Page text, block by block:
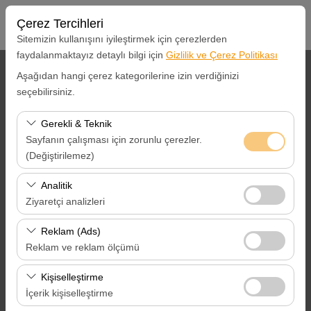
Çerez Tercihleri
Sitemizin kullanışını iyileştirmek için çerezlerden
faydalanmaktayız detaylı bilgi için Gizlilik ve Çerez Politikası
Aşağıdan hangi çerez kategorilerine izin verdiğinizi
seçebilirsiniz.
Gerekli & Teknik
Sayfanın çalışması için zorunlu çerezler.
(Değiştirilemez)
Bu çerezler sitenin doğru şekilde çalışması, güvenlik,
oturum yönetimi ve temel işlevler için gereklidir. Devre
dışı bırakılamaz.
Analitik
Ziyaretçi analizleri
Bu çerezler, sitemizin nasıl kullanıldığını (ziyaretçi sayısı,
en çok ziyaret edilen sayfalar, kullanıcı davranışları)
analiz etmemizi sağlar. Bu veriler, web sitesi
performansını ölçmek ve kullanıcı deneyimini sürekli
iyileştirmek için kullanılır.
Reklam (Ads)
Reklam ve reklam ölçümü
Bu çerezler, size ilgi alanlarınıza uygun kişiselleştirilmiş
reklamlar göstermemize ve reklam kampanyalarımızın
etkinliğini (gösterim sayısı, tıklama oranı) ölçmemize
Kişiselleştirme
İçerik kişiselleştirme
Araç Alış Yeri
Farklı yerde bırakmak istiyorum
Alış Tarih ve Saat
Bırakış Tarih ve Saat
09:00